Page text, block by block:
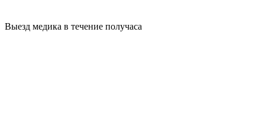
Выезд медика в течение получаса